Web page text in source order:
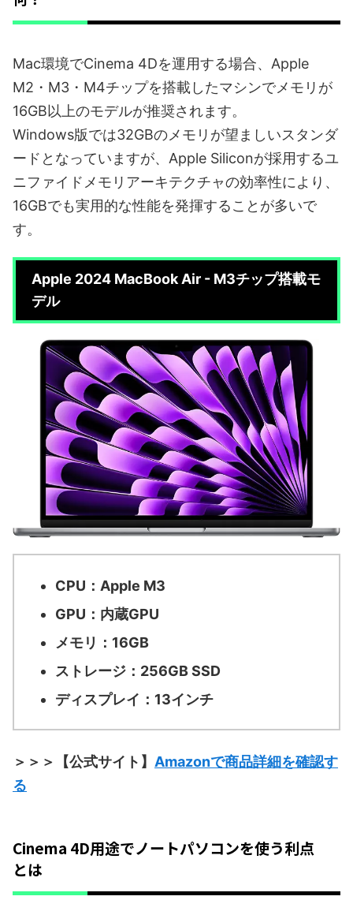
Mac環境でCinema 4Dを運用する場合、Apple
M2・M3・M4チップを搭載したマシンでメモリが
16GB以上のモデルが推奨されます。
Windows版では32GBのメモリが望ましいスタンダ
ードとなっていますが、Apple Siliconが採用するユ
ニファイドメモリアーキテクチャの効率性により、
16GBでも実用的な性能を発揮することが多いで
す。
Apple 2024 MacBook Air - M3チップ搭載モ
デル
CPU：Apple M3
GPU：内蔵GPU
メモリ：16GB
ストレージ：256GB SSD
ディスプレイ：13インチ
＞＞＞【公式サイト】 Amazonで商品詳細を確認す
る
Cinema 4D用途でノートパソコンを使う利点
とは